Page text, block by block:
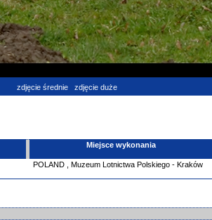
zdjęcie średnie zdjęcie duże
Miejsce wykonania
POLAND Muzeum Lotnictwa Polskiego - Kraków